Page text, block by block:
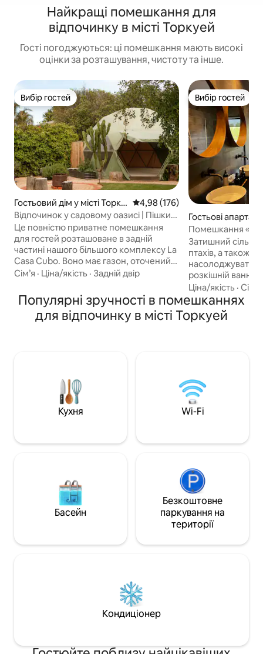
Найкращі помешкання для
відпочинку в місті Торкуей
Гості погоджуються: ці помешкання мають високі
оцінки за розташування, чистоту та інше.
Вибір гостей
Вибір гостей
Гостьовий дім у місті Торку
ей
Середня оцінка: 4,98 з 5,
4,98 (176)
Відпочинок у садовому оазисі | Пішки
до пляжу
Це повністю приватне помешкання
для гостей розташоване в задній
частині нашого більшого комплексу La
Casa Cubo. Воно має газон, оточений
пишними садами, тераси,
надворі, розкішну ванну кімнату в
приміщенні, постільну білизну та
чудову сонячну кухню. Це ідеальне
місцевих ресторанів і магазинів.
Можна приїхати з собаками, які добре
поводяться (див. Правила дому /
Додаткові правила)
Сім’я · Ціна/якість · Задній двір
Вибір гостей
Вибір гостей
Гостьові
Торкуей
Помешкання
відпочинок на
Затишний
птахів, а також
розкішній ванні
просторому
зручне ліжко
пляжу Вайтс-Біч. Примітка. Студія
прибудована до
мікрохвильова
рисоварка,
собаками. БУДЬ
лап.
Ціна/якість ·Сім’я
Популярні зручності в помешканнях
для відпочинку в місті Торкуей
Кухня Wi-Fi
Басейн
Безкоштовне
паркування на
території
Кондиціонер